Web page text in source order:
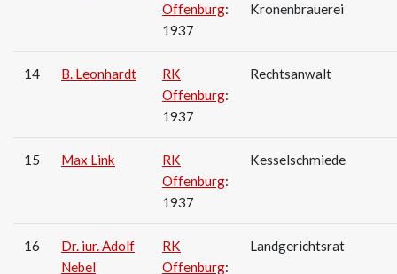
Offenburg:
1937
Kronenbrauerei
14 B. Leonhardt
RK
Offenburg:
1937
Rechtsanwalt
15 Max Link
RK
Offenburg:
1937
Kesselschmiede
16
Dr. iur. Adolf
Nebel
RK
Offenburg:
Landgerichtsrat